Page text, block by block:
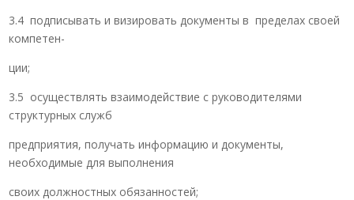
3.4 подписывать и визировать документы в пределах своей
компетен-
ции;
3.5 осуществлять взаимодействие с руководителями
структурных служб
предприятия, получать информацию и документы,
необходимые для выполнения
своих должностных обязанностей;